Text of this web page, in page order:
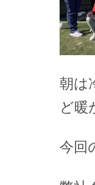
朝は
ど暖
今回